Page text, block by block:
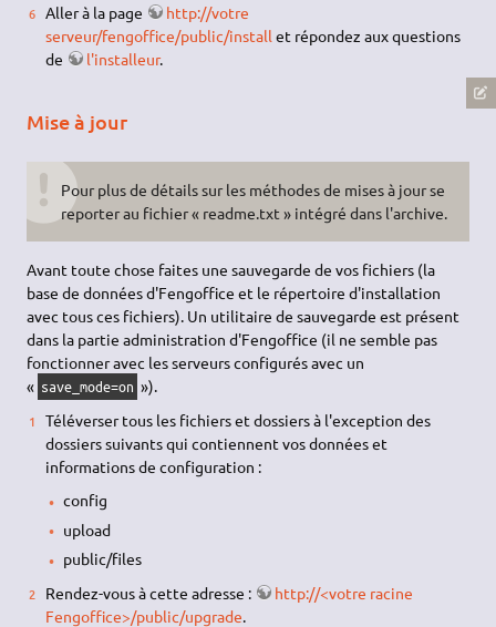
Aller à la page
http://votre
serveur/fengoffice/public/install et répondez aux questions
de
l'installeur.
Mise à jour
Pour plus de détails sur les méthodes de mises à jour se
reporter au fichier « readme.txt » intégré dans l'archive.
Avant toute chose faites une sauvegarde de vos fichiers (la
base de données d'Fengoffice et le répertoire d'installation
avec tous ces fichiers). Un utilitaire de sauvegarde est présent
dans la partie administration d'Fengoffice (il ne semble pas
fonctionner avec les serveurs configurés avec un
« save_mode=on »).
Téléverser tous les fichiers et dossiers à l'exception des
dossiers suivants qui contiennent vos données et
informations de configuration :
config
upload
public/files
Rendez-vous à cette adresse :
http://<votre racine
Fengoffice>/public/upgrade.